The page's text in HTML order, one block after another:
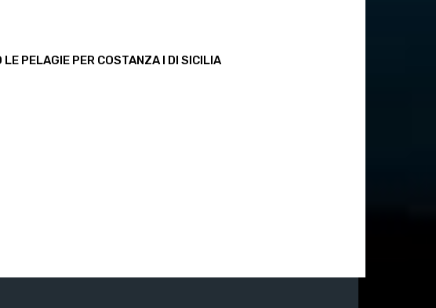
PELAGIE PER COSTANZA I DI SICILIA